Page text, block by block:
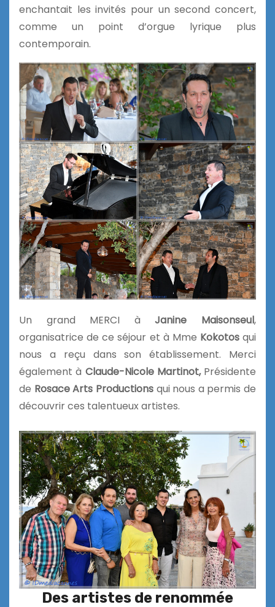
enchantait les invités pour un second concert,
comme un point d’orgue lyrique plus
contemporain.
Un grand MERCI àJanine Maisonseul,
organisatrice de ce séjour et à Mme Kokotosqui
nous a reçu dans son établissement. Merci
également à Claude-Nicole Martinot, Présidente
de Rosace Arts Productions qui nous a permis de
découvrir ces talentueux artistes.
Des artistes de renommée